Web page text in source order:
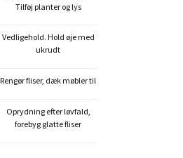
Tilføj planter og lys
Vedligehold. Hold øje med
ukrudt
Rengør fliser, dæk møbler til
Oprydning efter løvfald,
forebyg glatte fliser